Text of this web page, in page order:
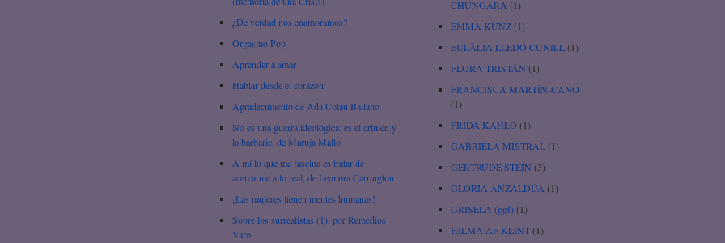
¿De verdad nos enamoramos?
Orgasmo Pop
Aprender a amar
Hablar desde el corazón
Agradecimiento de Ada Colau Ballano
No es una guerra ideológica: es el crimen y
la barbarie, de Maruja Mallo
A mí lo que me fascina es tratar de
acercarme a lo real, de Leonora Carrington
¡Las mujeres tienen mentes humanas!
Sobre los surrealistas (1), por Remedios
Varo
CHUNGARA (1)
EMMA KUNZ(1)
EULÀLIA LLEDÓ CUNILL(1)
FLORA TRISTÁN (1)
FRANCISCA MARTÍN-CANO
(1)
FRIDA KAHLO (1)
GABRIELA MISTRAL(1)
GERTRUDE STEIN (3)
GLORIA ANZALDÚA (1)
GRISELA (ggf)(1)
HILMA AF KLINT(1)